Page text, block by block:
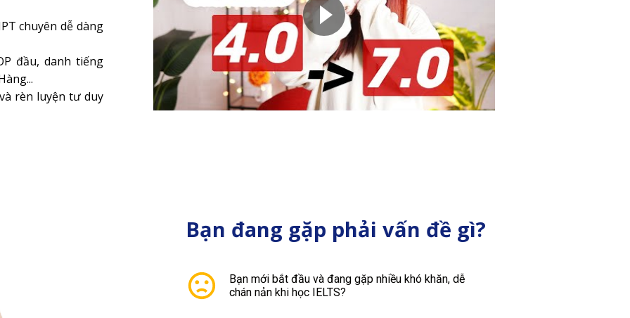
chuyên dễ dàng
đầu, danh tiếng
rèn luyện tư duy
Bạn mới bắt đầu và đang gặp nhiều khó khăn, dễ
chán nản khi học IELTS?
Bạn đang gặp phải vấn đề gì?